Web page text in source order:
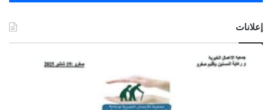
إعلانات